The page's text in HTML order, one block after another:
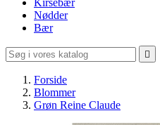
Kirsebær
Nødder
Bær

Forside
Blommer
Grøn Reine Claude